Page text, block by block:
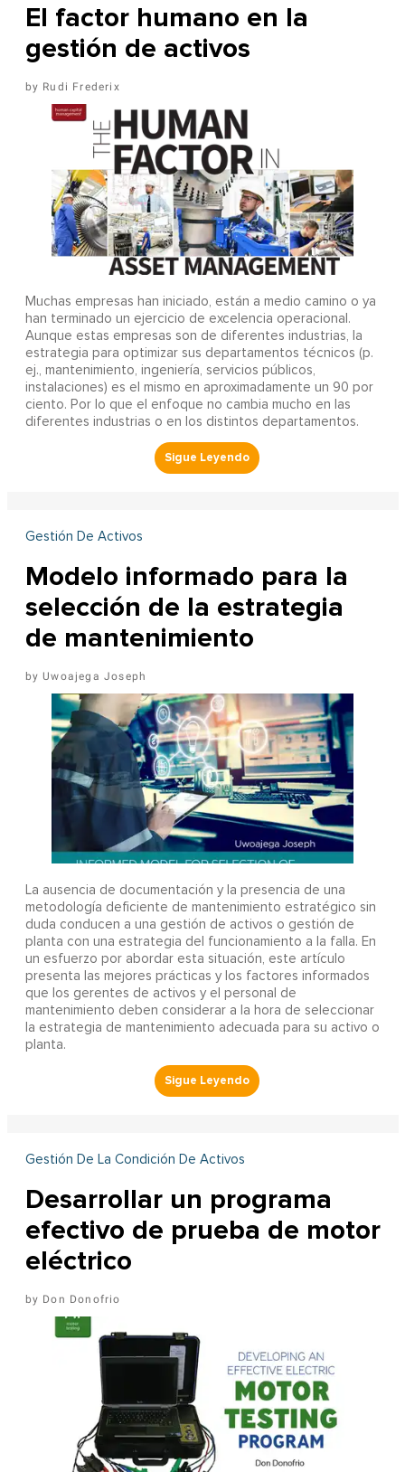
El factor humano en la
gestión de activos
Rudi Frederix
Muchas empresas han iniciado, están a medio camino o ya
han terminado un ejercicio de excelencia operacional.
Aunque estas empresas son de diferentes industrias, la
estrategia para optimizar sus departamentos técnicos (p.
ej., mantenimiento, ingeniería, servicios públicos,
instalaciones) es el mismo en aproximadamente un 90 por
ciento. Por lo que el enfoque no cambia mucho en las
diferentes industrias o en los distintos departamentos.
Gestión De Activos
Modelo informado para la
selección de la estrategia
de mantenimiento
Uwoajega Joseph
La ausencia de documentación y la presencia de una
metodología deficiente de mantenimiento estratégico sin
duda conducen a una gestión de activos o gestión de
planta con una estrategia del funcionamiento a la falla. En
un esfuerzo por abordar esta situación, este artículo
presenta las mejores prácticas y los factores informados
que los gerentes de activos y el personal de
mantenimiento deben considerar a la hora de seleccionar
la estrategia de mantenimiento adecuada para su activo o
planta.
Gestión De La Condición De Activos
Desarrollar un programa
efectivo de prueba de motor
eléctrico
Don Donofrio